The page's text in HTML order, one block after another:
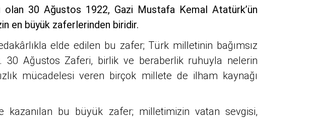
olan 30 Ağustos 1922, Gazi Mustafa Kemal Atatürk’ün
en büyük zaferlerinden biridir.
elde edilen bu zafer; Türk milletinin bağımsız
Ağustos Zaferi, birlik ve beraberlik ruhuyla nelerin
mücadelesi veren birçok millete de ilham kaynağı
bu büyük zafer; milletimizin vatan sevgisi,